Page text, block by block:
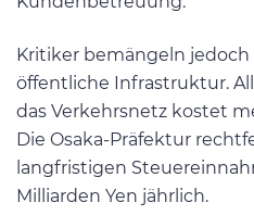
Kritiker bemängeln
öffentliche Infrastruktur.
das Verkehrsnetz kostet
Die Osaka-Präfektur
langfristigen
Milliarden Yen jährlich.